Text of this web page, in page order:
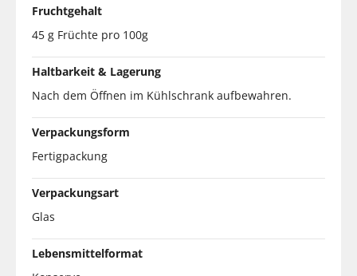
Fruchtgehalt
45 g Früchte pro 100g
Haltbarkeit & Lagerung
Nach dem Öffnen im Kühlschrank aufbewahren.
Verpackungsform
Fertigpackung
Verpackungsart
Glas
Lebensmittelformat